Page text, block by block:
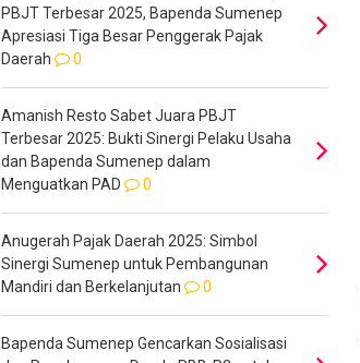
PBJT Terbesar 2025, Bapenda Sumenep
Apresiasi Tiga Besar Penggerak Pajak
Daerah
0
Amanish Resto Sabet Juara PBJT
Terbesar 2025: Bukti Sinergi Pelaku Usaha
dan Bapenda Sumenep dalam
Menguatkan PAD
0
Anugerah Pajak Daerah 2025: Simbol
Sinergi Sumenep untuk Pembangunan
Mandiri dan Berkelanjutan
0
Bapenda Sumenep Gencarkan Sosialisasi